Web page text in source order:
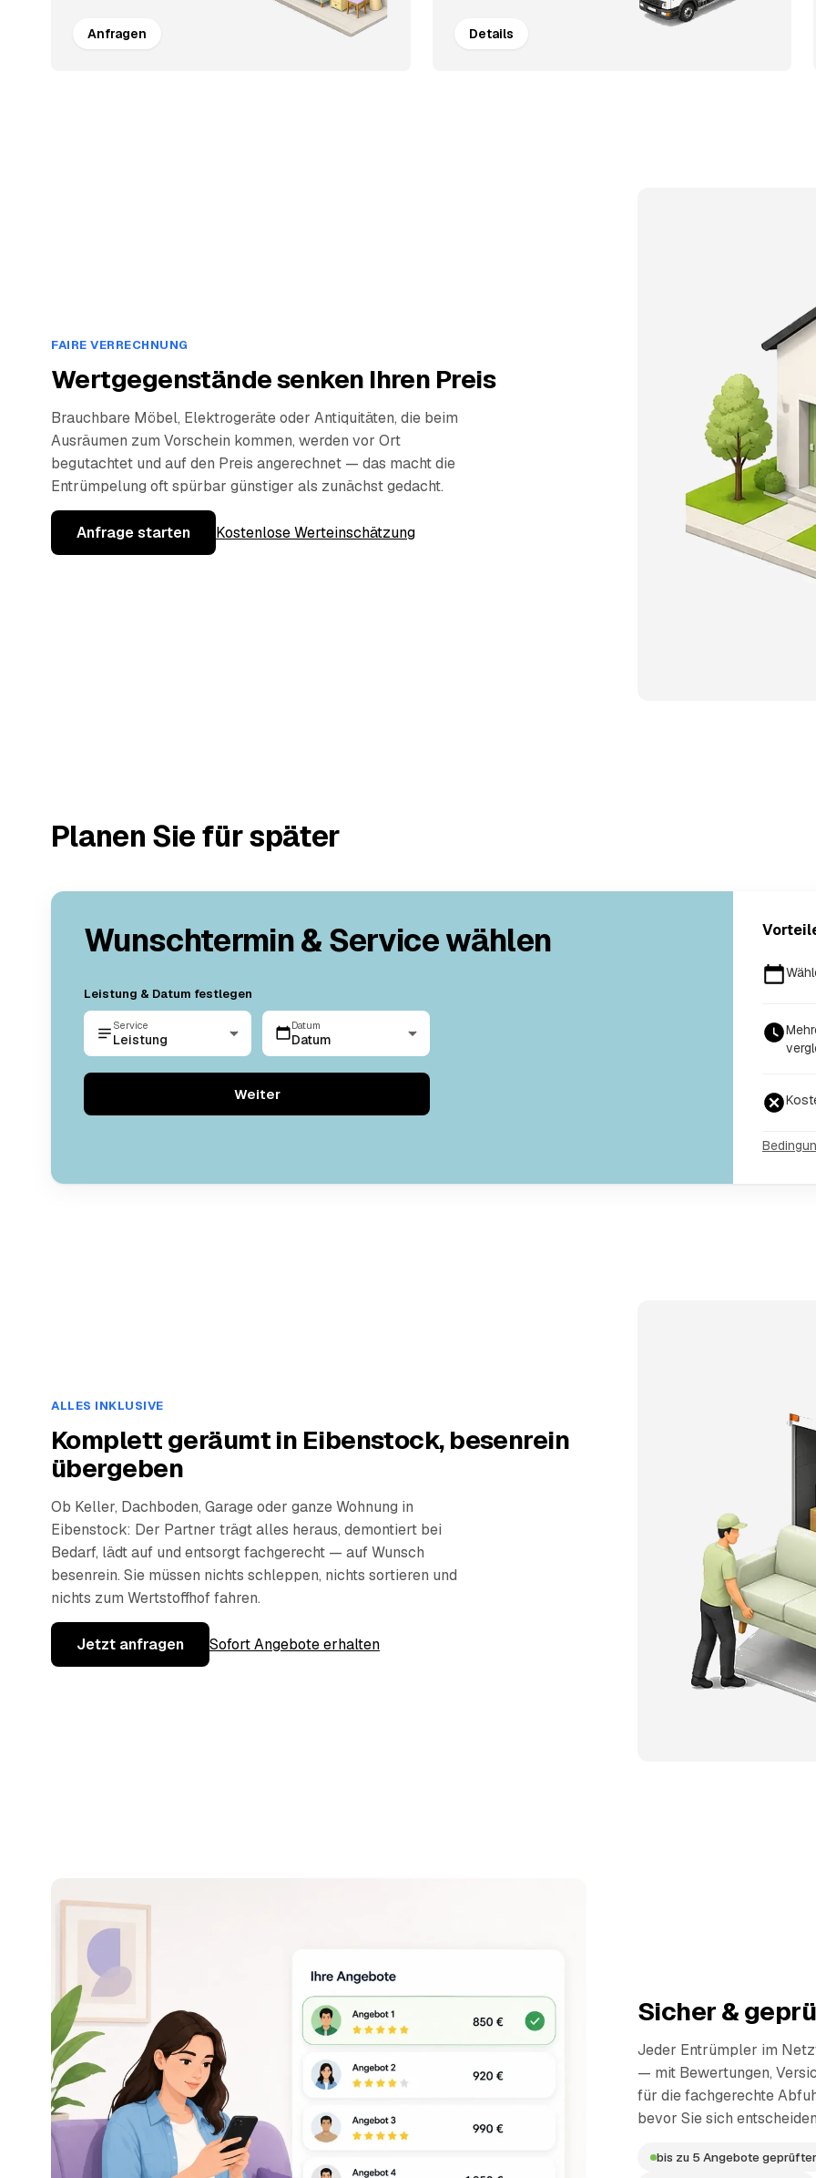
Anfragen Details
FAIRE VERRECHNUNG
Wertgegenstände senken Ihren Preis
Brauchbare Möbel, Elektrogeräte oder Antiquitäten, die beim
Ausräumen zum Vorschein kommen, werden vor Ort
begutachtet und auf den Preis angerechnet — das macht die
Entrümpelung oft spürbar günstiger als zunächst gedacht.
Anfrage starten Kostenlose Werteinschätzung
Planen Sie für später
Wunschtermin & Service wählen
Leistung & Datum festlegen
Service
Leistung
Datum
Datum
Weiter
ALLES INKLUSIVE
Komplett geräumt in Eibenstock, besenrein
übergeben
Ob Keller, Dachboden, Garage oder ganze Wohnung in
Eibenstock: Der Partner trägt alles heraus, demontiert bei
Bedarf, lädt auf und entsorgt fachgerecht — auf Wunsch
besenrein. Sie müssen nichts schleppen, nichts sortieren und
nichts zum Wertstoffhof fahren.
Jetzt anfragen Sofort Angebote erhalten
Sicher &
Jeder Entrümpler im
— mit Bewertungen,
für die fachgerechte
bevor Sie sich
bis zu 5 Angebote